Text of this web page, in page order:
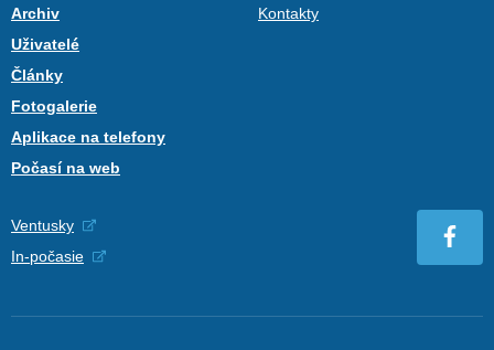
Archiv
Uživatelé
Články
Fotogalerie
Aplikace na telefony
Počasí na web
Kontakty
Ventusky
In-počasie